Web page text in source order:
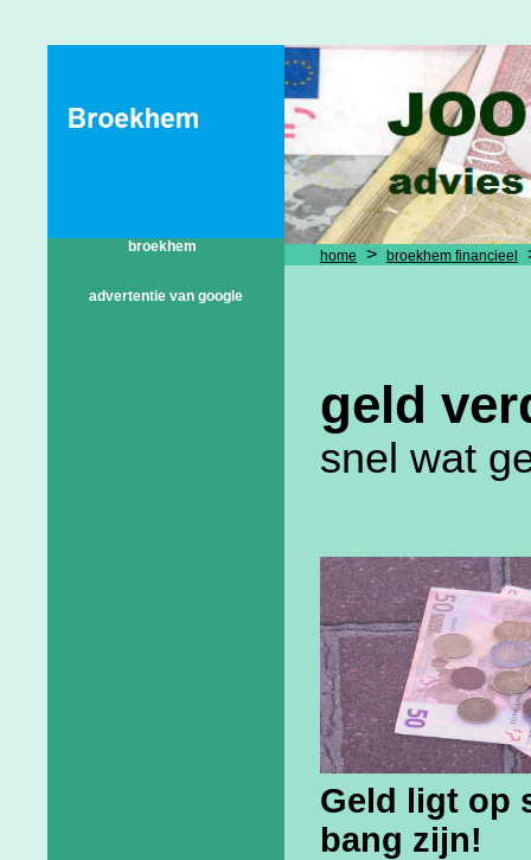
broekhem
advertentie van google
home > broekhem financieel
geld
snel wat
Geld ligt op
bang zijn!